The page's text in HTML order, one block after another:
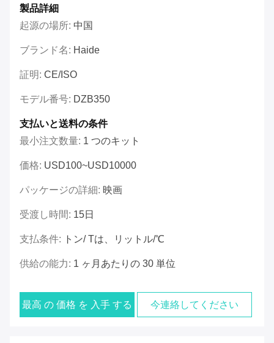
製品詳細
起源の場所: 中国
ブランド名: Haide
証明: CE/ISO
モデル番号: DZB350
支払いと送料の条件
最小注文数量: 1 つのキット
価格: USD100~USD10000
パッケージの詳細: 映画
受渡し時間: 15日
支払条件: トン/ Tは、リットル/℃
供給の能力: 1 ヶ月あたりの 30 単位
最高 の 価格 を 入手 する 今連絡してください